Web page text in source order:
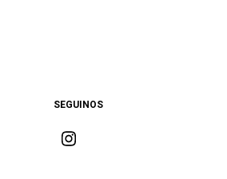
SEGUINOS